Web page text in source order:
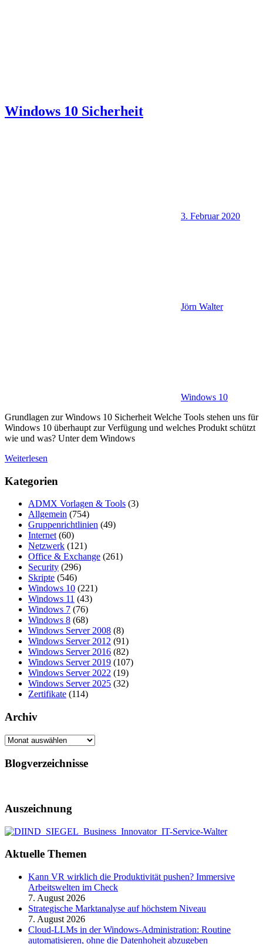
Windows 10 Sicherheit
3. Februar 2020
Jörn Walter
Windows 10
Grundlagen zur Windows 10 Sicherheit Welche Tools stehen uns für
Windows 10 überhaupt zur Verfügung und welches Produkt schützt
wie und was? Unter dem Windows
Weiterlesen
Kategorien
ADMX Vorlagen & Tools (3)
Allgemein (754)
Gruppenrichtlinien (49)
Internet(60)
Netzwerk (121)
Office & Exchange (261)
Security (296)
Skripte (546)
Windows 10 (221)
Windows 11 (43)
Windows 7 (76)
Windows 8 (68)
Windows Server 2008 (8)
Windows Server 2012 (91)
Windows Server 2016 (82)
Windows Server 2019 (107)
Windows Server 2022 (19)
Windows Server 2025 (32)
Zertifikate (114)
Archiv
Archiv
Blogverzeichnisse
Auszeichnung
Aktuelle Themen
Kann VR wirklich die Produktivität pushen? Immersive
Arbeitswelten im Check
7. August 2026
Strategische Marktanalyse auf höchstem Niveau
7. August 2026
Cloud-LLMs in der Windows-Administration: Routine
automatisieren, ohne die Datenhoheit abzugeben